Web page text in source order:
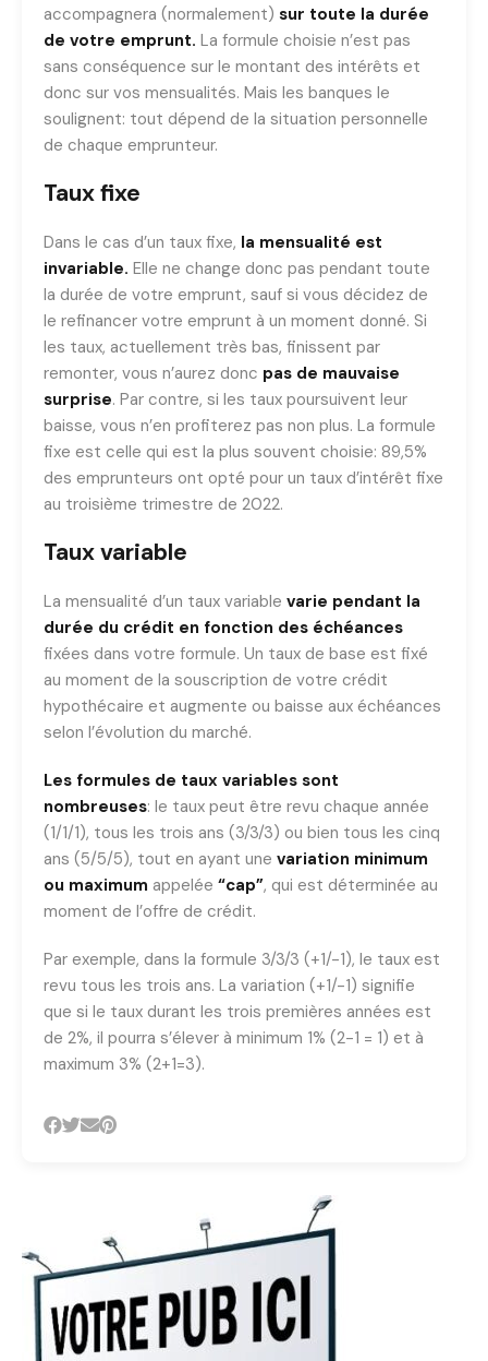
accompagnera (normalement) sur toute la durée
de votre emprunt. La formule choisie n’est pas
sans conséquence sur le montant des intérêts et
donc sur vos mensualités. Mais les banques le
soulignent: tout dépend de la situation personnelle
de chaque emprunteur.
Taux fixe
Dans le cas d’un taux fixe, la mensualité est
invariable. Elle ne change donc pas pendant toute
la durée de votre emprunt, sauf si vous décidez de
le refinancer votre emprunt à un moment donné. Si
les taux, actuellement très bas, finissent par
remonter, vous n’aurez donc pas de mauvaise
surprise. Par contre, si les taux poursuivent leur
baisse, vous n’en profiterez pas non plus. La formule
fixe est celle qui est la plus souvent choisie: 89,5%
des emprunteurs ont opté pour un taux d’intérêt fixe
au troisième trimestre de 2022.
Taux variable
La mensualité d’un taux variable varie pendant la
durée du crédit en fonction des échéances
fixées dans votre formule. Un taux de base est fixé
au moment de la souscription de votre crédit
hypothécaire et augmente ou baisse aux échéances
selon l’évolution du marché.
Les formules de taux variables sont
nombreuses: le taux peut être revu chaque année
(1/1/1), tous les trois ans (3/3/3) ou bien tous les cinq
ans (5/5/5), tout en ayant une variation minimum
ou maximum appelée “cap”, qui est déterminée au
moment de l’offre de crédit.
Par exemple, dans la formule 3/3/3 (+1/-1), le taux est
revu tous les trois ans. La variation (+1/-1) signifie
que si le taux durant les trois premières années est
de 2%, il pourra s’élever à minimum 1% (2-1 = 1) et à
maximum 3% (2+1=3).